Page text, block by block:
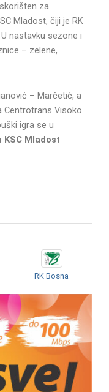
za
Mladost, čiji je RK
nastavku sezone i
– zelene,
– Marčetić, a
Centrotrans Visoko
igra se u
KSC Mladost
RK Bosna